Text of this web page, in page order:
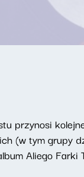
przynosi
(w tym grupy
Aliego Farki